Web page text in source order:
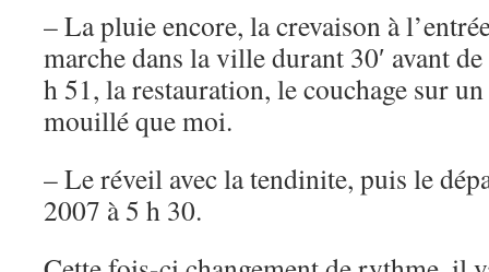
– La pluie encore, la crevaison à
marche dans la ville durant 30′ avant
h 51, la restauration, le couchage sur
mouillé que moi.
– Le réveil avec la tendinite, puis le
2007 à 5 h 30.